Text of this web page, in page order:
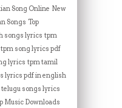
Song Online New
Songs Top
songs lyrics tpm
tpm song lyrics pdf
lyrics tpm tamil
lyrics pdf in english
songs lyrics
Music Downloads